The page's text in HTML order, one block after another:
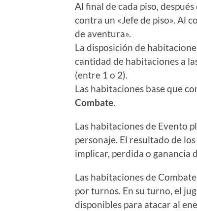
Al final de cada piso,
contra un «Jefe de piso». Al
de aventura».
La disposición de
cantidad de habitaciones a
(entre 1 o 2).
Las habitaciones base que
Combate.
Las habitaciones de Evento
personaje. El resultado de
implicar, perdida o ganancia
Las habitaciones de
por turnos. En su turno, el
disponibles para atacar al